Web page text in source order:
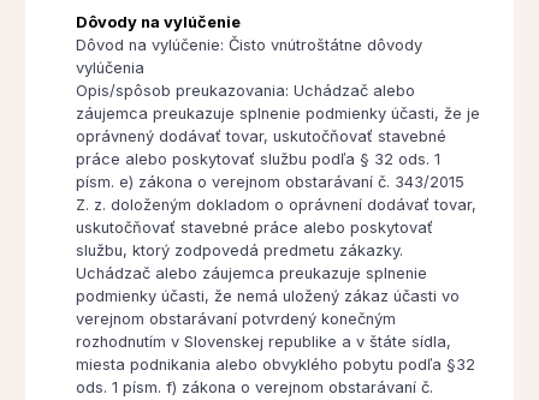
Dôvody na vylúčenie
Dôvod na vylúčenie: Čisto vnútroštátne dôvody
vylúčenia
Opis/spôsob preukazovania: Uchádzač alebo
záujemca preukazuje splnenie podmienky účasti, že je
oprávnený dodávať tovar, uskutočňovať stavebné
práce alebo poskytovať službu podľa § 32 ods. 1
písm. e) zákona o verejnom obstarávaní č. 343/2015
Z. z. doloženým dokladom o oprávnení dodávať tovar,
uskutočňovať stavebné práce alebo poskytovať
službu, ktorý zodpovedá predmetu zákazky.
Uchádzač alebo záujemca preukazuje splnenie
podmienky účasti, že nemá uložený zákaz účasti vo
verejnom obstarávaní potvrdený konečným
rozhodnutím v Slovenskej republike a v štáte sídla,
miesta podnikania alebo obvyklého pobytu podľa §32
ods. 1 písm. f) zákona o verejnom obstarávaní č.